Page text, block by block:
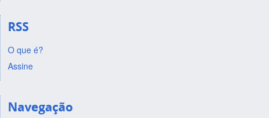
RSS
O que é?
Assine
Navegação